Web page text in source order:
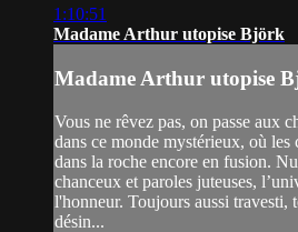
1:10:51
Madame Arthur utopise Björk
Madame Arthur utopise
Vous ne rêvez pas, on passe aux
dans ce monde mystérieux, où les
dans la roche encore en fusion.
chanceux et paroles juteuses,
l'honneur. Toujours aussi travesti,
désin...